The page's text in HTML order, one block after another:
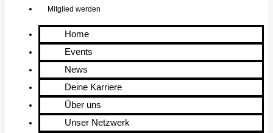
Mitglied werden
Home
Events
News
Deine Karriere
Über uns
Unser Netzwerk